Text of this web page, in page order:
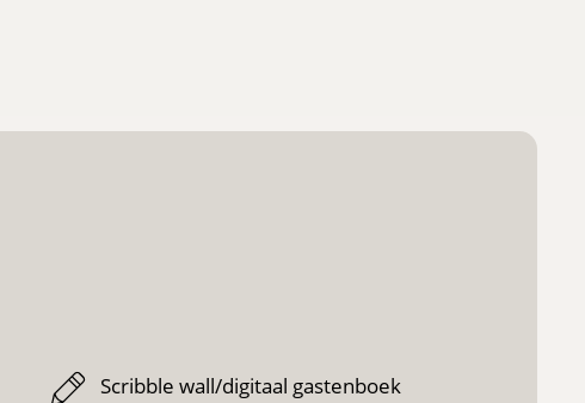
Scribble wall/digitaal gastenboek